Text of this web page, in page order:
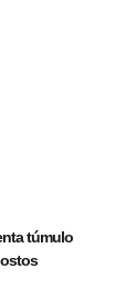
túmulo